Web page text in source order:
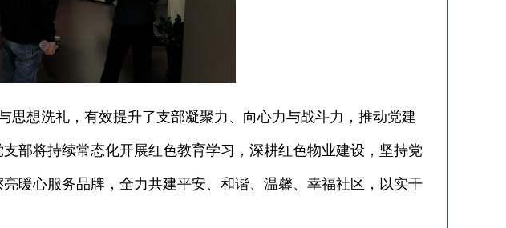
思想洗礼，有效提升了支部凝聚力、向心力与战斗力，推动党建
部将持续常态化开展红色教育学习，深耕红色物业建设，坚持党
暖心服务品牌，全力共建平安、和谐、温馨、幸福社区，以实干